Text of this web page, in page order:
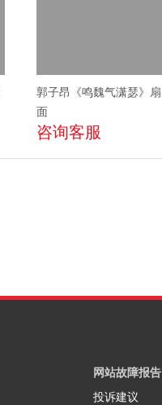
郭子昂《鸣魏气潇瑟》扇
面
咨询客服
网站故障报告
投诉建议